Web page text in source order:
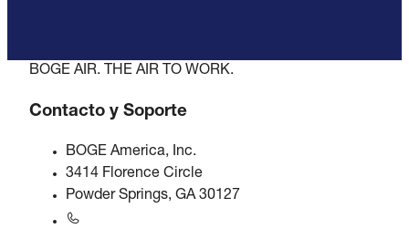
BOGE AIR. THE AIR TO WORK.
Contacto y Soporte
BOGE America, Inc.
3414 Florence Circle
Powder Springs, GA 30127